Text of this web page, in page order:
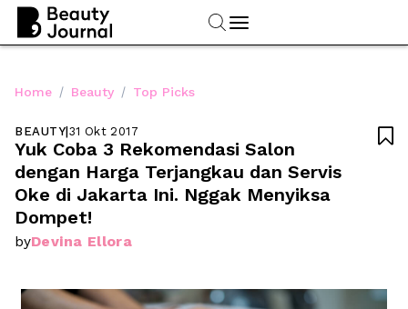
Home / Beauty / Top Picks
BEAUTY|31 Okt 2017
Yuk Coba 3 Rekomendasi Salon
dengan Harga Terjangkau dan Servis
Oke di Jakarta Ini. Nggak Menyiksa
Dompet!
byDevina Ellora
